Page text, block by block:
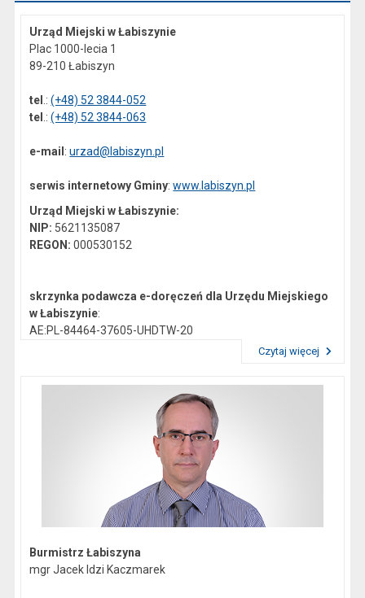
Urząd Miejski w Łabiszynie
Plac 1000-lecia 1
89-210 Łabiszyn
tel .:(+48) 52 3844-052
tel .:(+48) 52 3844-063
e-mail :urzad@labiszyn.pl
serwis internetowy Gminy:www.labiszyn.pl
Urząd Miejski w Łabiszynie:
NIP: 5621135087
REGON:000530152
skrzynka podawcza e-doręczeń dla Urzędu Miejskiego
w Łabiszynie:
AE:PL-84464-37605-UHDTW-20
skrzynka podawcza epuap:
Czytaj więcej
Burmistrz Łabiszyna
mgr Jacek Idzi Kaczmarek